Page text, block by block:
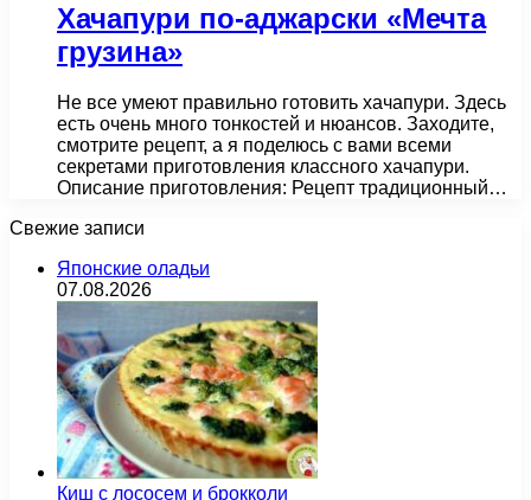
Хачапури по-аджарски «Мечта
грузина»
Не все умеют правильно готовить хачапури. Здесь
есть очень много тонкостей и нюансов. Заходите,
смотрите рецепт, а я поделюсь с вами всеми
секретами приготовления классного хачапури.
Описание приготовления: Рецепт традиционный…
Свежие записи
Японские оладьи
07.08.2026
Киш с лососем и брокколи